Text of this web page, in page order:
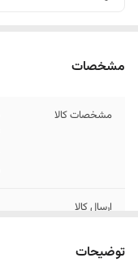
مشخصات
مشخصات کالا
ارسال کالا
توضیحات